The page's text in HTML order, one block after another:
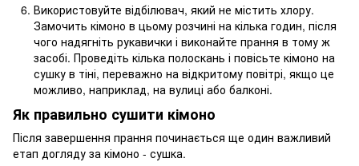
Використовуйте відбілювач, який не містить хлору.
Замочить кімоно в цьому розчині на кілька годин, після
чого надягніть рукавички і виконайте прання в тому ж
засобі. Проведіть кілька полоскань і повісьте кімоно на
сушку в тіні, переважно на відкритому повітрі, якщо це
можливо, наприклад, на вулиці або балконі.
Як правильно сушити кімоно
Після завершення прання починається ще один важливий
етап догляду за кімоно - сушка.